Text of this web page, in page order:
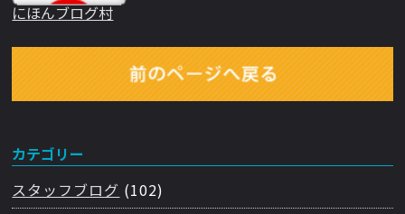
にほんブログ村
カテゴリー
スタッフブログ (102)